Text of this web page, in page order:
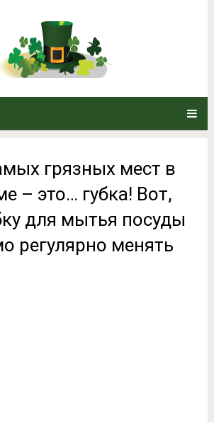
из самых грязных мест в
почему губку для мытья
грязных мест в
– это… губка! Вот,
для мытья посуды
регулярно менять